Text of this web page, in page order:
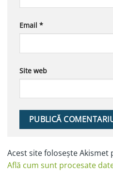
Email *
Site web
Acest site folosește
Află cum sunt procesate